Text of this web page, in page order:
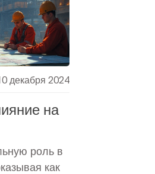
декабря 2024
на
роль в
как